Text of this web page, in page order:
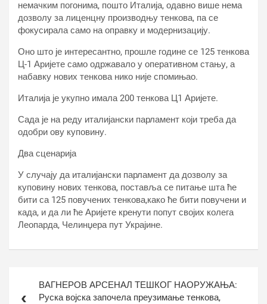
немачким погонима, пошто Италија, одавно више нема
дозволу за лиценцну производњу тенкова, па се
фокусирала само на оправку и модернизацију.
Оно што је интересантно, прошле године се 125 тенкова
Ц-1 Аријете само одржавало у оперативном стању, а
набавку нових тенкова нико није спомињао.
Италија је укупно имала 200 тенкова Ц1 Аријете.
Сада је на реду италијански парламент који треба да
одобри ову куповину.
Два сценарија
У случају да италијански парламент да дозволу за
куповину нових тенкова, поставља се питање шта ће
бити са 125 повучених тенкова,како ће бити повучени и
када, и да ли ће Аријете кренути попут својих колега
Леопарда, Челинџера пут Украјине.
чланкаВАГНЕРОВ АРСЕНАЛ ТЕШКОГ НАОРУЖАЊА:
Руска војска започела преузимање тенкова,